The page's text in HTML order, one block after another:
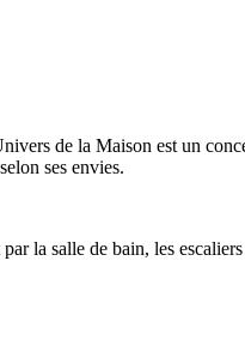
de la Maison est un
ses envies.
la salle de bain, les